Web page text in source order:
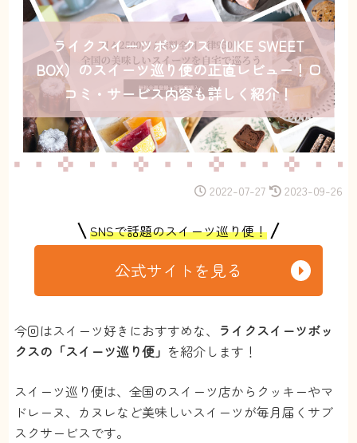
ライクスイーツボックス（LIKE SWEET
BOX）のスイーツ巡り便の正直レビュー！口
コミ・サービス内容も詳しく紹介！
2022-07-27 2023-09-26
SNSで話題のスイーツ巡り便！
公式サイトを見る
今回はスイーツ好きにおすすめな、 ライクスイーツボッ
クスの「スイーツ巡り便」 を紹介します！
スイーツ巡り便は、全国のスイーツ店からクッキーやマ
ドレーヌ、カヌレなど美味しいスイーツが毎月届くサブ
スクサービスです。